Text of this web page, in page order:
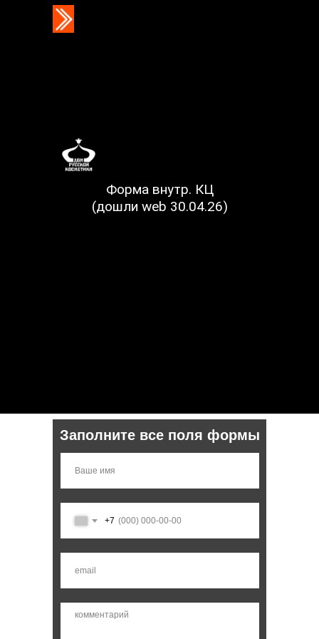
Форма внутр. КЦ
(дошли web 30.04.26)
+7
Заполните все поля формы